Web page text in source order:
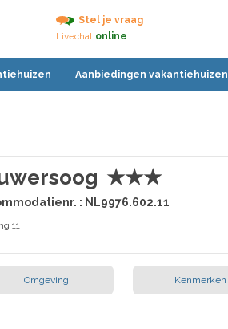
Stel je vraag
Livechat online
Aanbiedingen vakantiehuizen
★★★
: NL9976.602.11
11
Omgeving Kenmerken